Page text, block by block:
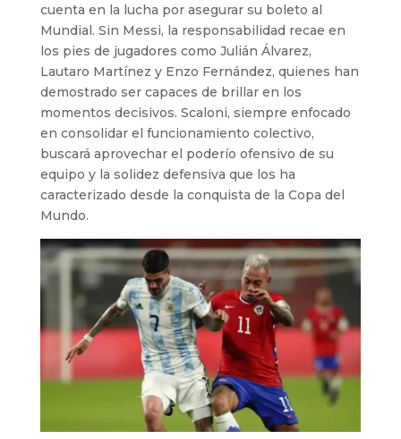
cuenta en la lucha por asegurar su boleto al
Mundial. Sin Messi, la responsabilidad recae en
los pies de jugadores como Julián Álvarez,
Lautaro Martínez y Enzo Fernández, quienes han
demostrado ser capaces de brillar en los
momentos decisivos. Scaloni, siempre enfocado
en consolidar el funcionamiento colectivo,
buscará aprovechar el poderío ofensivo de su
equipo y la solidez defensiva que los ha
caracterizado desde la conquista de la Copa del
Mundo.